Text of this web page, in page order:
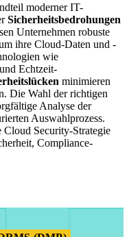
moderner IT-
Sicherheitsbedrohungen
Unternehmen robuste
ihre Cloud-Daten und -
wie
Echtzeit-
minimieren
Die Wahl der richtigen
Analyse der
Auswahlprozess.
Cloud Security-Strategie
Compliance-